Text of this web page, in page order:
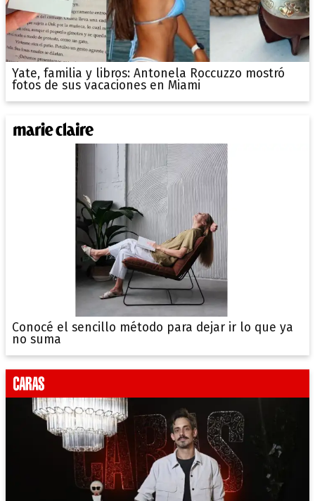
Yate, familia y libros: Antonela Roccuzzo mostró
fotos de sus vacaciones en Miami
Conocé el sencillo método para dejar ir lo que ya
no suma